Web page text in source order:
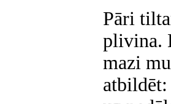
Pāri
plivina.
mazi